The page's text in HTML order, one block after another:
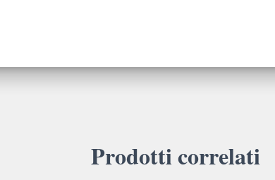
Prodotti correlati